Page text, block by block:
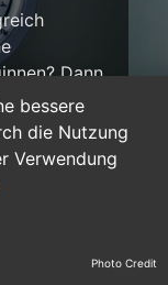
bessere
die Nutzung
Verwendung
Dann
richtig!
für
– von der
hin zur
die
nächstenPhoto Credit